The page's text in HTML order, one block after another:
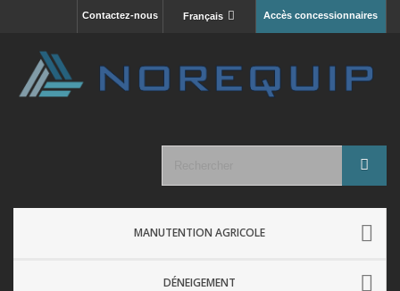
Accès concessionnaires
Français
Contactez-nous
MANUTENTION AGRICOLE
DÉNEIGEMENT